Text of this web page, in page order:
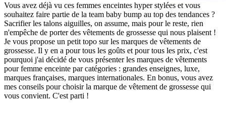
Vous avez déjà vu ces femmes enceintes hyper stylées et vous
souhaitez faire partie de la team baby bump au top des tendances ?
Sacrifier les talons aiguilles, on assume, mais pour le reste, rien
n'empêche de porter des vêtements de grossesse qui nous plaisent !
Je vous propose un petit topo sur les marques de vêtements de
grossesse. Il y en a pour tous les goûts et pour tous les prix, c'est
pourquoi j'ai décidé de vous présenter les marques de vêtements
pour femme enceinte par catégories : grandes enseignes, luxe,
marques françaises, marques internationales. En bonus, vous avez
mes conseils pour choisir la marque de vêtement de grossesse qui
vous convient. C'est parti !